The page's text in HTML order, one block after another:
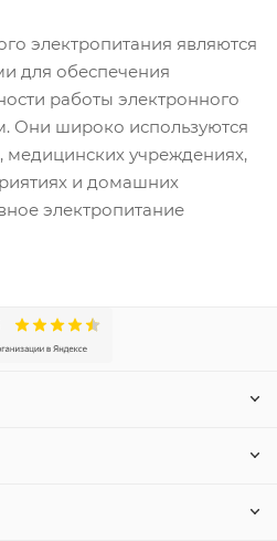
электропитания являются
для обеспечения
работы электронного
Они широко используются
медицинских учреждениях,
и домашних
электропитание